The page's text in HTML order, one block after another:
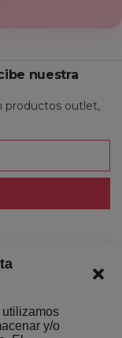
utilizamos
y/o
nuestra
productos outlet,